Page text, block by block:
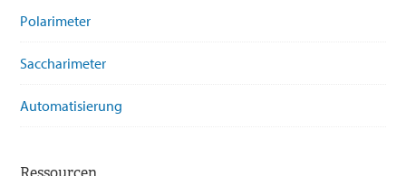
Polarimeter
Saccharimeter
Automatisierung